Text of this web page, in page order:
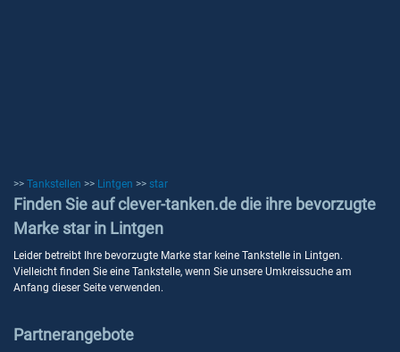
>> Tankstellen >> Lintgen >> star
Finden Sie auf clever-tanken.de die ihre bevorzugte
Marke star in Lintgen
Leider betreibt Ihre bevorzugte Marke star keine Tankstelle in Lintgen.
Vielleicht finden Sie eine Tankstelle, wenn Sie unsere Umkreissuche am
Anfang dieser Seite verwenden.
Partnerangebote